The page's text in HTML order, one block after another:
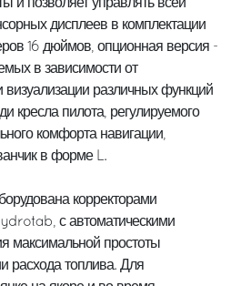
и позволяет управлять всей
дисплеев в комплектации
16 дюймов, опционная версия -
в зависимости от
визуализации различных функций
кресла пилота, регулируемого
комфорта навигации,
в форме L.
корректорами
с автоматическими
максимальной простоты
расхода топлива. Для